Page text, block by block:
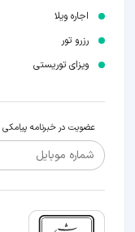
اجاره ویلا
رزرو تور
ویزای توریستی
عضویت در خبرنامه پیامکی
شماره موبایل